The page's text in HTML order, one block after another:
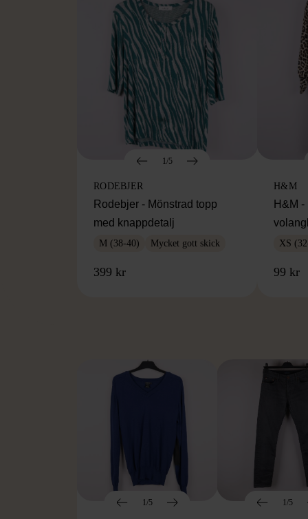
1/5
RODEBJER
Rodebjer - Mönstrad topp
med knappdetalj
M (38-40) Mycket gott skick
399 kr
H&M
H&M
XS
99 kr
1/5 1/5